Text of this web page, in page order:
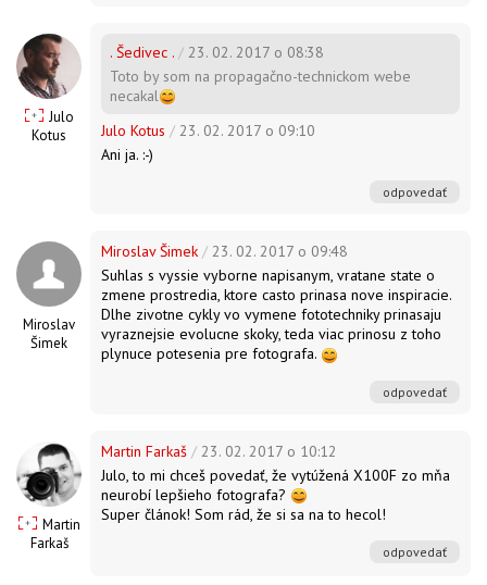
Julo
Kotus
. Šedivec . / 23. 02. 2017 o 08:38
Toto by som na propagačno-technickom webe
necakal
Julo Kotus / 23. 02. 2017 o 09:10
Ani ja. :-)
odpovedať
Miroslav
Šimek
Miroslav Šimek / 23. 02. 2017 o 09:48
Suhlas s vyssie vyborne napisanym, vratane state o
zmene prostredia, ktore casto prinasa nove inspiracie.
Dlhe zivotne cykly vo vymene fototechniky prinasaju
vyraznejsie evolucne skoky, teda viac prinosu z toho
plynuce potesenia pre fotografa.
odpovedať
Martin
Farkaš
Martin Farkaš / 23. 02. 2017 o 10:12
Julo, to mi chceš povedať, že vytúžená X100F zo mňa
neurobí lepšieho fotografa?
Super článok! Som rád, že si sa na to hecol!
odpovedať